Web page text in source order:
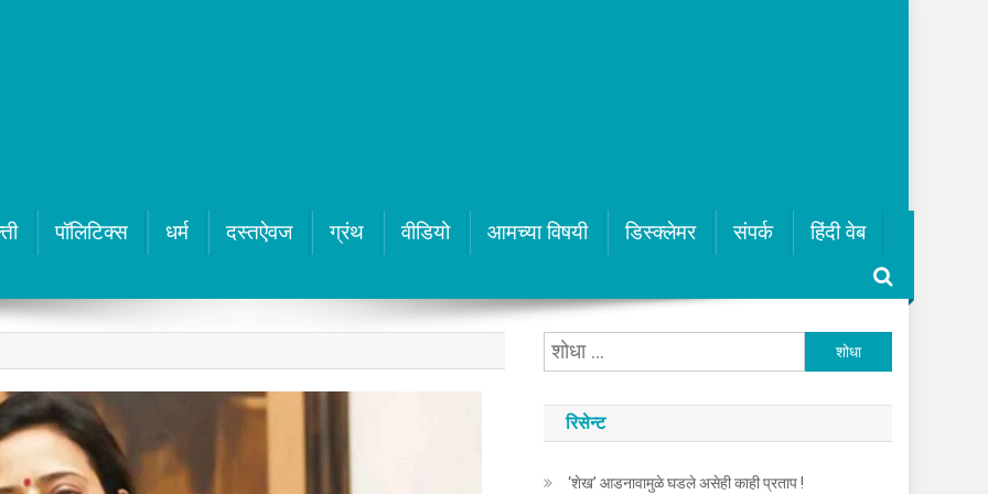
पॉलिटिक्स धर्म दस्तऐवज ग्रंथ वीडियो आमच्या विषयी डिस्क्लेमर संपर्क हिंदी वेब
यांचा
रिसेन्ट
‘शेख’ आडनावामुळे घडले असेही काही प्रताप !